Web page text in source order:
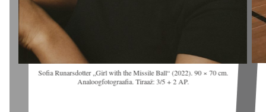
Sofia Runarsdotter „Girl with the Missile Ball“ (2022). 90 × 70 cm.
Analoogfotograafia. Tiraaž: 3/5 + 2 AP.